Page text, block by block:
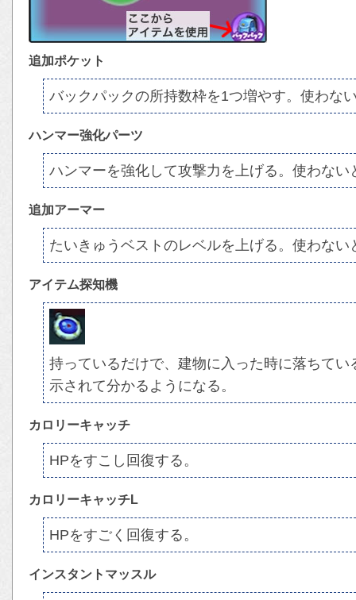
追加ポケット
バックパックの所持数枠を1つ増やす。使わな
ハンマー強化パーツ
ハンマーを強化して攻撃力を上げる。使わない
追加アーマー
たいきゅうベストのレベルを上げる。使わない
アイテム探知機
持っているだけで、建物に入った時に落ちて
示されて分かるようになる。
カロリーキャッチ
HPをすこし回復する。
カロリーキャッチL
HPをすごく回復する。
インスタントマッスル